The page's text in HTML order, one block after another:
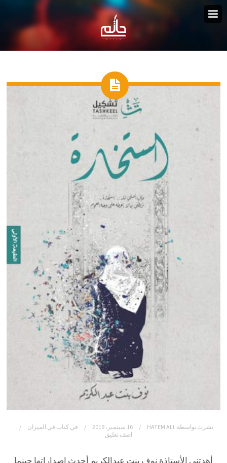
نشرت بواسطة: HATEM ALI 16 سبتمبر، 2019 فيكتاب في الميزان
اضف تعليق
أهدتني الأستاذة نوف بنت عبدالكريم أحدث إصداراتها حينما